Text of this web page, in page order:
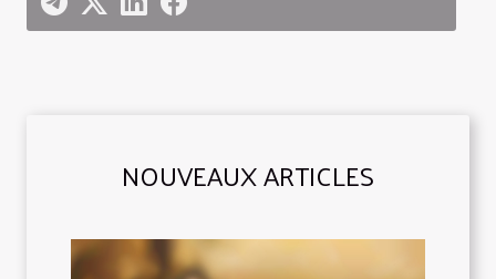
NOUVEAUX ARTICLES